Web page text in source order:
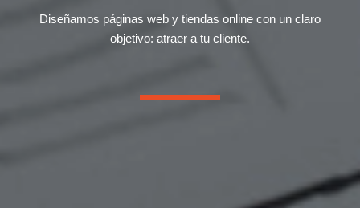
Diseñamos páginas web y tiendas online con un claro
objetivo: atraer a tu cliente.